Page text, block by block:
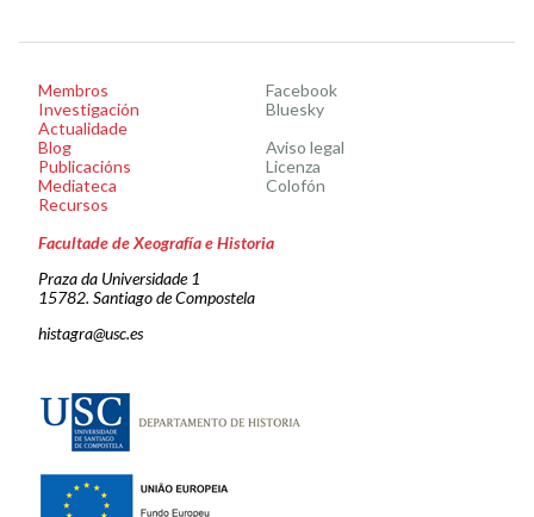
Membros
Investigación
Actualidade
Blog
Publicacións
Mediateca
Recursos
Facebook
Bluesky
Aviso legal
Licenza
Colofón
Facultade de Xeografía e Historia
Praza da Universidade 1
15782. Santiago de Compostela
histagra@usc.es